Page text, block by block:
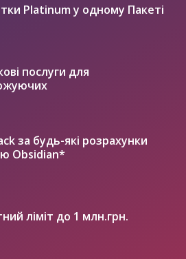
Platinum у одному Пакеті
послуги для
за будь-які розрахунки
Obsidian*
ліміт до 1 млн.грн.